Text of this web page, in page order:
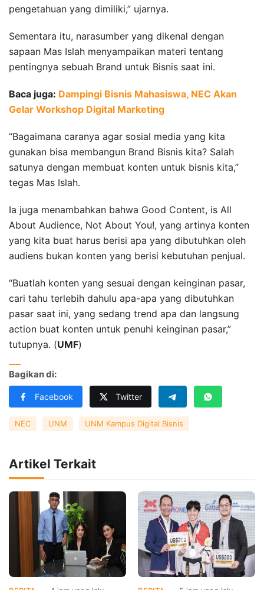
pengetahuan yang dimiliki,” ujarnya.
Sementara itu, narasumber yang dikenal dengan
sapaan Mas Islah menyampaikan materi tentang
pentingnya sebuah Brand untuk Bisnis saat ini.
Baca juga: Dampingi Bisnis Mahasiswa, NEC Akan
Gelar Workshop Digital Marketing
“Bagaimana caranya agar sosial media yang kita
gunakan bisa membangun Brand Bisnis kita? Salah
satunya dengan membuat konten untuk bisnis kita,”
tegas Mas Islah.
Ia juga menambahkan bahwa Good Content, is All
About Audience, Not About You!, yang artinya konten
yang kita buat harus berisi apa yang dibutuhkan oleh
audiens bukan konten yang berisi kebutuhan penjual.
“Buatlah konten yang sesuai dengan keinginan pasar,
cari tahu terlebih dahulu apa-apa yang dibutuhkan
pasar saat ini, yang sedang trend apa dan langsung
action buat konten untuk penuhi keinginan pasar,”
tutupnya. (UMF)
Bagikan di:
Facebook Twitter
NEC UNM UNM Kampus Digital Bisnis
Artikel Terkait